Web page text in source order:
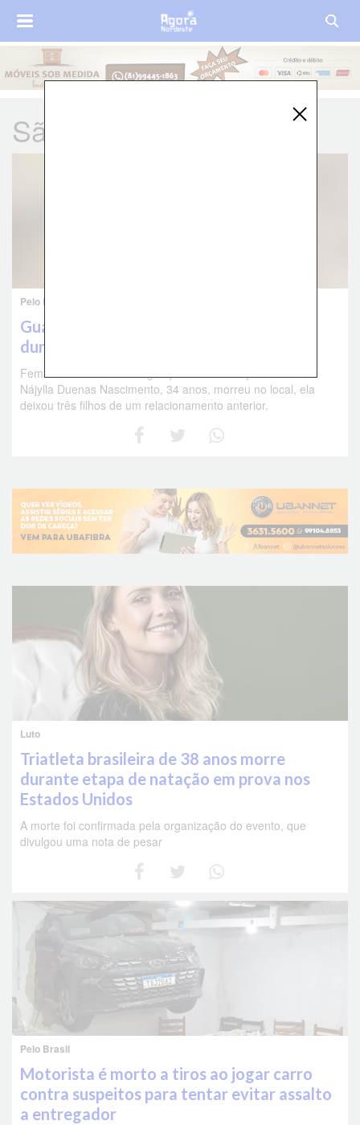
São Paulo
Pelo Brasil
Guarda municipal mata esposa a tiros
durante a festa de casamento
Feminicídio aconteceu logo após a oficialização da união.
Nájylla Duenas Nascimento, 34 anos, morreu no local, ela
deixou três filhos de um relacionamento anterior.
Luto
Triatleta brasileira de 38 anos morre
durante etapa de natação em prova nos
Estados Unidos
A morte foi confirmada pela organização do evento, que
divulgou uma nota de pesar
Pelo Brasil
Motorista é morto a tiros ao jogar carro
contra suspeitos para tentar evitar assalto
a entregador